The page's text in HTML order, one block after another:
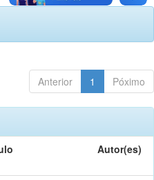
Anterior 1 Póximo
Autor(es)